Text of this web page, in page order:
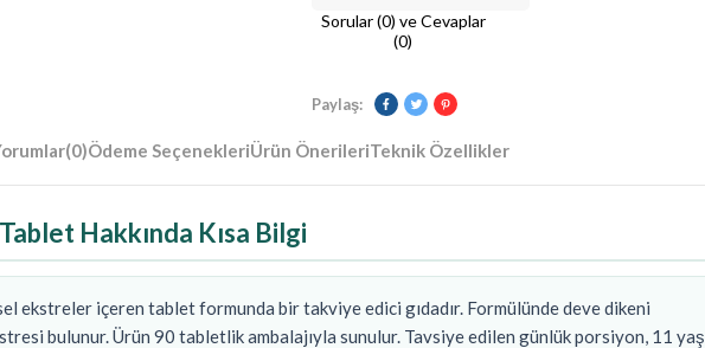
Sorular (0) ve Cevaplar
(0)
Paylaş:
(0)Ödeme SeçenekleriÜrün ÖnerileriTeknik Özellikler
Hakkında Kısa Bilgi
ekstreler içeren tablet formunda bir takviye edici gıdadır. Formülünde deve dikeni
bulunur. Ürün 90 tabletlik ambalajıyla sunulur. Tavsiye edilen günlük porsiyon, 11 yaş